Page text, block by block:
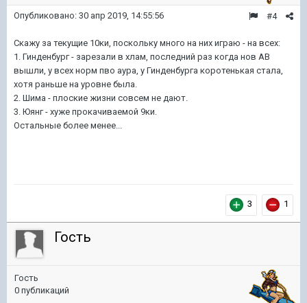
#4
Опубликовано: 30 апр 2019, 14:55:56
Скажу за текущие 10ки, поскольку много на них играю - на всех:
1. Гинденбург - зарезали в хлам, последний раз когда нов АВ
вышли, у всех норм пво аура, у Гинденбурга коротенькая стала,
хотя раньше на уровне была.
2. Шима - плоские жизни совсем не дают.
3. Юянг - хуже прокачиваемой 9ки.
Остальные более менее...
3 1
Гость
Гость
0 публикаций